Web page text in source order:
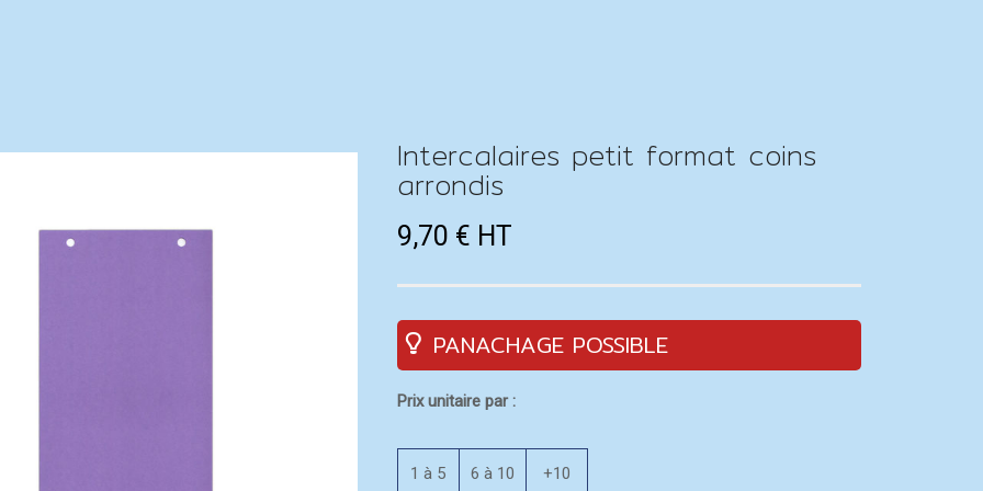
Intercalaires petit format coins
arrondis
9,70 € HT
PANACHAGE POSSIBLE
Prix unitaire par :
1 à 5 6 à 10 +10